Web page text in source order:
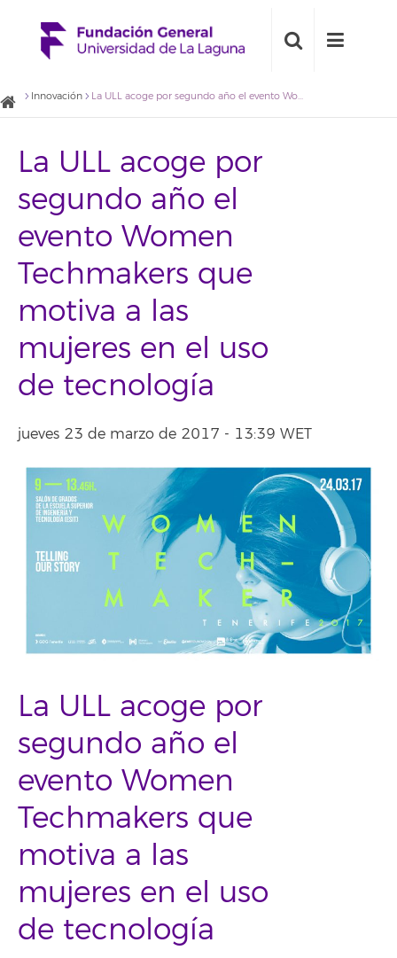
Innovación La ULL acoge por segundo año el evento Women Techmakers que motiva a las mujeres en el uso de tecnología
La ULL acoge por
segundo año el
evento Women
Techmakers que
motiva a las
mujeres en el uso
de tecnología
jueves 23 de marzo de 2017 - 13:39 WET
La ULL acoge por
segundo año el
evento Women
Techmakers que
motiva a las
mujeres en el uso
de tecnología